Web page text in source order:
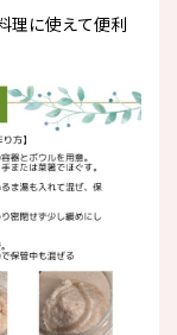
理に使えて便利